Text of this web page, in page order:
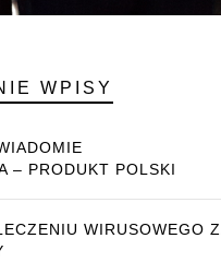
WPISY
– PRODUKT POLSKI
WIRUSOWEGO